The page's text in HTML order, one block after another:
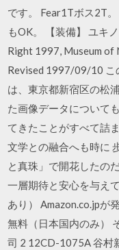
です。 Fear1Tボス2T
もOK。 【装備】 ユキ
Right 1997, Museum of
Revised 1997/09/10 こ
は、東京都新宿区の松
た画像データについて
てきたことがすべて詰
文学との融合へも時に
と真珠」で開花したの
一層期待と安心を与え
あり） Amazon.co.jpが
無料（日本国内のみ）
司 2 12CD-1075A 谷村